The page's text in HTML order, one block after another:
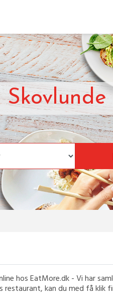
Skovlunde
hos EatMore.dk - Vi har
kan du med få klik